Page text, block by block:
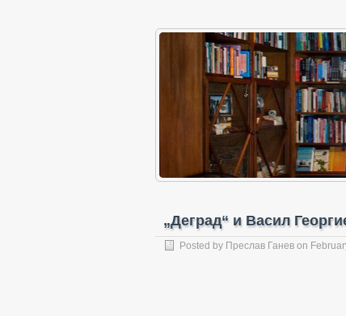
„Деград“ и Васил
Posted by Преслав Ганев on